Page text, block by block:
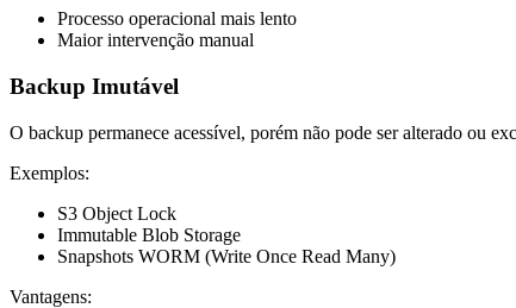
Processo operacional mais lento
Maior intervenção manual
Backup Imutável
O backup permanece acessível, porém não pode ser alterado ou
Exemplos:
S3 Object Lock
Immutable Blob Storage
Snapshots WORM (Write Once Read Many)
Vantagens: